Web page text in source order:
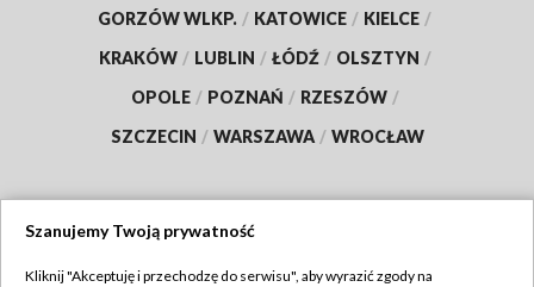
GORZÓW WLKP. / KATOWICE / KIELCE /
KRAKÓW / LUBLIN / ŁÓDŹ / OLSZTYN /
OPOLE / POZNAŃ / RZESZÓW /
SZCZECIN / WARSZAWA / WROCŁAW
Szanujemy Twoją prywatność
Kliknij "Akceptuję i przechodzę do serwisu", aby wyrazić zgody na